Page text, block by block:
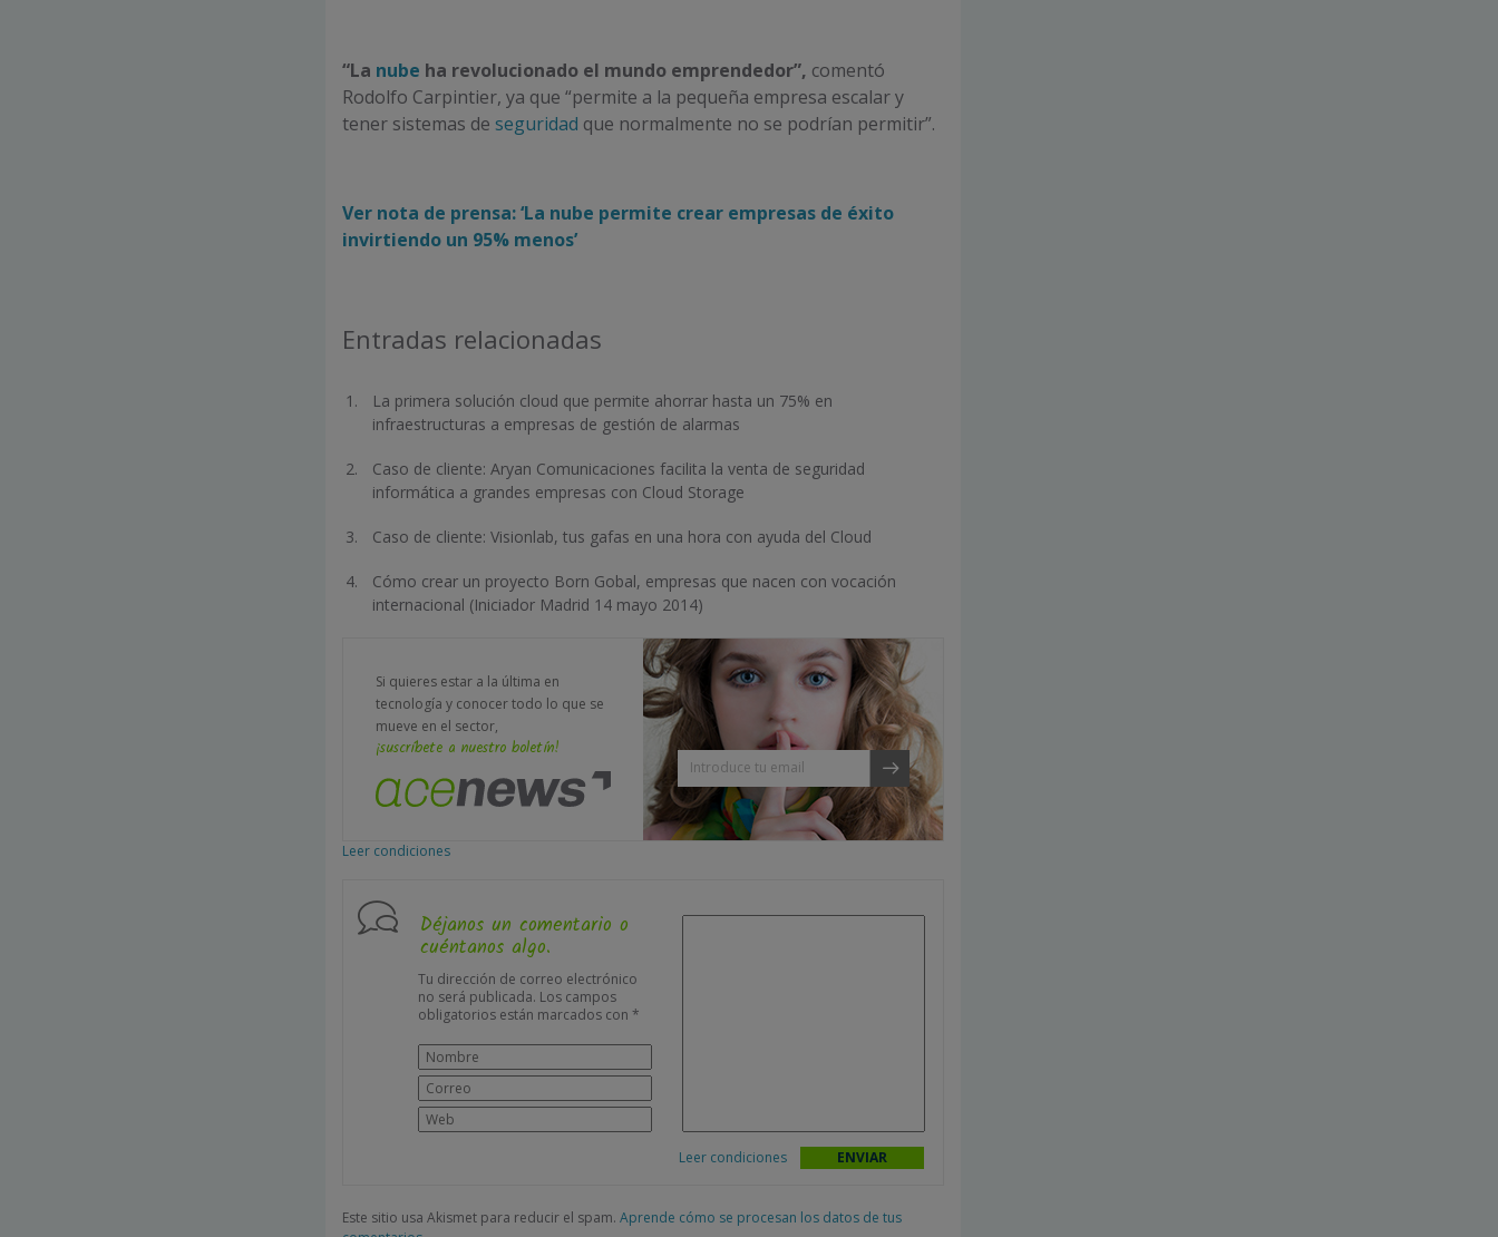
“La nube ha revolucionado el mundo emprendedor”, comentó
Rodolfo Carpintier, ya que “permite a la pequeña empresa escalar y
tener sistemas de seguridad que normalmente no se podrían permitir”.
Ver nota de prensa: ‘La nube permite crear empresas de éxito
invirtiendo un 95% menos’
Entradas relacionadas
La primera solución cloud que permite ahorrar hasta un 75% en
infraestructuras a empresas de gestión de alarmas
Caso de cliente: Aryan Comunicaciones facilita la venta de seguridad
informática a grandes empresas con Cloud Storage
Caso de cliente: Visionlab, tus gafas en una hora con ayuda del Cloud
Cómo crear un proyecto Born Gobal, empresas que nacen con vocación
internacional (Iniciador Madrid 14 mayo 2014)
Si quieres estar a la última en
tecnología y conocer todo lo que se
mueve en el sector,
¡suscríbete a nuestro boletín!
Leer condiciones
Déjanos un comentario o
cuéntanos algo.
Tu dirección de correo electrónico
no será publicada. Los campos
obligatorios están marcados con *
Leer condiciones
Este sitio usa Akismet para reducir el spam. Aprende cómo se procesan los datos de tus